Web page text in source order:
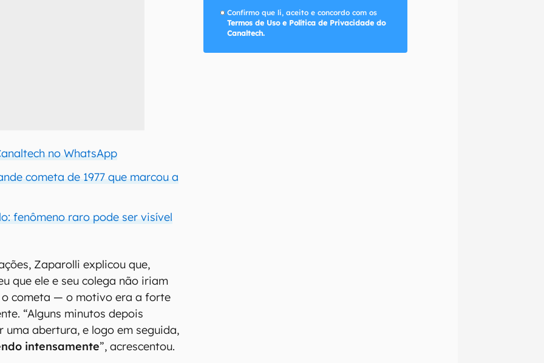
no WhatsApp
cometa de 1977 que marcou a
fenômeno raro pode ser visível
Zaparolli explicou que,
que ele e seu colega não iriam
cometa — o motivo era a forte
“Alguns minutos depois
uma abertura, e logo em seguida,
intensamente”, acrescentou.
Confirmo que li, aceito e concordo com os
Termos de Uso e Política de Privacidade do
Canaltech.